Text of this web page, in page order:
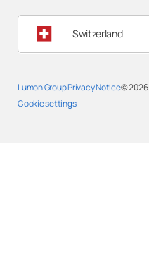
Switzerland
Lumon Group Privacy Notice
Cookie settings
© 2026